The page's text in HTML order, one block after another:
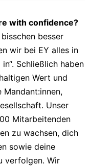
with confidence?
besser
wir bei EY alles in
Schließlich haben
Wert und
Mandant:innen,
Unser
Mitarbeitenden
zu wachsen, dich
sowie deine
verfolgen. Wir